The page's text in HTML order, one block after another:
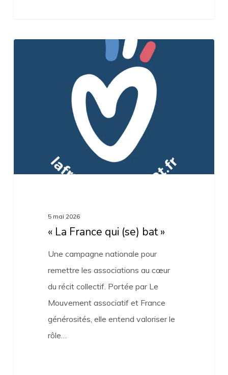
5 mai 2026
« La France qui (se) bat »
Une campagne nationale pour
remettre les associations au cœur
du récit collectif. Portée par Le
Mouvement associatif et France
générosités, elle entend valoriser le
rôle…